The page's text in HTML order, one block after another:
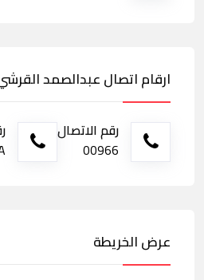
ارقام اتصال عبدالصمد
رقم الاتصال
00966
عرض الخريطة